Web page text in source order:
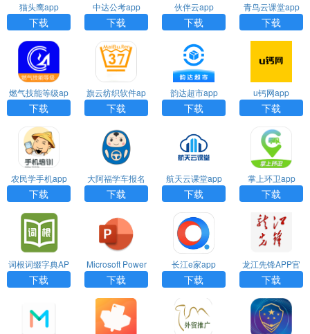
猫头鹰app
下载
中达公考app
下载
伙伴云app
下载
青鸟云课堂app
下载
燃气技能等级ap
p
下载
旗云纺织软件ap
p
下载
韵达超市app
下载
u钙网app
下载
农民学手机app
下载
大阿福学车报名
平台app
下载
航天云课堂app
下载
掌上环卫app
下载
词根词缀字典AP
P
下载
Microsoft Power
Point(手机PPT)A
PP最新版
下载
长江e家app
下载
龙江先锋APP官
方版
下载